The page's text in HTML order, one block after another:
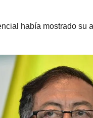
había mostrado su